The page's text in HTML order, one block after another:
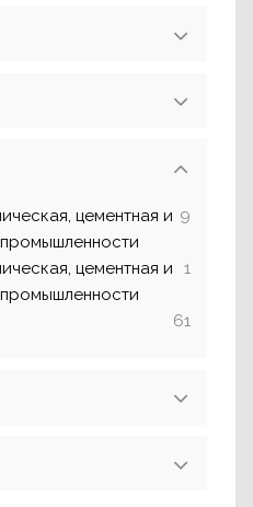
цементная и 9
цементная и
1
61